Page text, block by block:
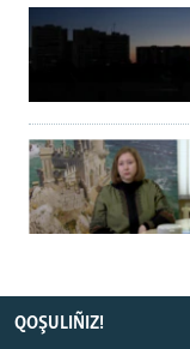
QOŞULIÑIZ!